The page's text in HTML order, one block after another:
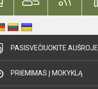
PASISVEČIUOKITE AUŠROJE
PRIĖMIMAS Į MOKYKLĄ